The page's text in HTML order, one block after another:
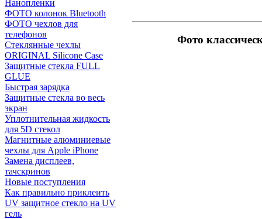
Нанопленки
ФОТО колонок Bluetooth
ФOTO чехлов для
телефонов
Стеклянные чехлы
ORIGINAL Silicone Case
Защитные стекла FULL
GLUE
Быстрая зарядка
Защитные стекла во весь
экран
Уплотнительная жидкость
для 5D стекол
Магнитные алюминиевые
чехлы для Apple iPhone
Замена дисплеев,
тачскринов
Новые поступления
Как правильно приклеить
UV защитное стекло на UV
гель
Фото